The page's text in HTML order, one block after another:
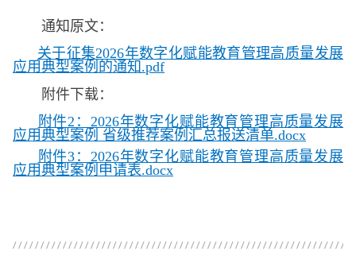
通知原文：
关于征集2026年数字化赋能教育管理高质量发展
应用典型案例的通知.pdf
附件下载：
附件2：2026年数字化赋能教育管理高质量发展
应用典型案例 省级推荐案例汇总报送清单.docx
附件3：2026年数字化赋能教育管理高质量发展
应用典型案例申请表.docx